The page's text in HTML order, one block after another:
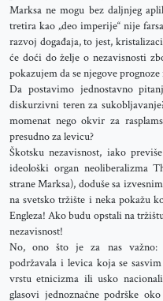
Marksa ne mogu bez daljnjeg
tretira kao „deo imperije“ nije
razvoj događaja, to jest,
će doći do želje o nezavisnosti
pokazujem da se njegove
Da postavimo jednostavno
diskurzivni teren za
momenat nego okvir za
presudno za levicu?
Škotsku nezavisnost, iako
ideološki organ neoliberalizma
strane Marksa), doduše sa
na svetsko tržište i neka pokažu
Engleza! Ako budu opstali na
nezavisnost!
No, ono što je za nas važno:
podržavala i levica koja se
vrstu etnicizma ili usko
glasovi jednoznačne podrške